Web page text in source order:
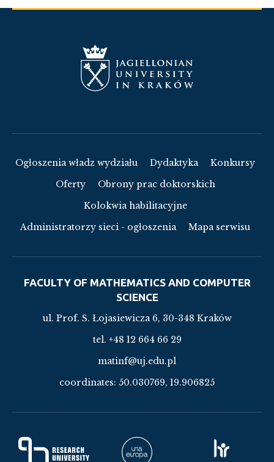
Ogłoszenia władz wydziału Dydaktyka
Konkursy
Oferty
Obrony prac doktorskich
Kolokwia habilitacyjne
Administratorzy sieci - ogłoszenia
Mapa serwisu
FACULTY OF MATHEMATICS AND COMPUTER
SCIENCE
ul. Prof. S. Łojasiewicza 6, 30-348 Kraków
tel. +48 12 664 66 29
matinf@uj.edu.pl
coordinates: 50.030769, 19.906825